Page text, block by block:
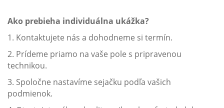
Ako prebieha individuálna ukážka?
1. Kontaktujete nás a dohodneme si termín.
2. Prídeme priamo na vaše pole s pripravenou
technikou.
3. Spoločne nastavíme sejačku podľa vašich
podmienok.